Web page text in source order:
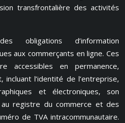
transfrontalière des activités
obligations d’information
aux commerçants en ligne. Ces
accessibles en permanence,
l’identité de l’entreprise,
et électroniques, son
au registre du commerce et des
de TVA intracommunautaire.